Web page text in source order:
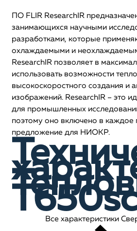
ПО FLIR ResearchIR
занимающихся научными
разработками, которые
охлаждаемыми и
ResearchIR позволяет в
использовать возможности
высокоскоростного создания и
изображений. ResearchIR – это
для промышленных
поэтому оно включено в каждое
предложение для НИОКР.
Все характеристики